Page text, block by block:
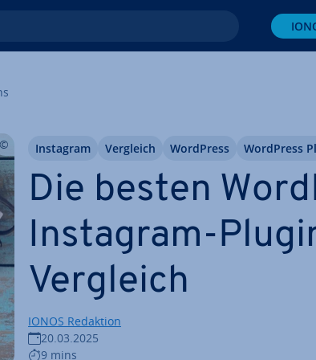
Die besten
Instagram-
Vergleich
IONOS Redaktion
20.03.2025
9 mins
Instagram Vergleich WordPress WordPress